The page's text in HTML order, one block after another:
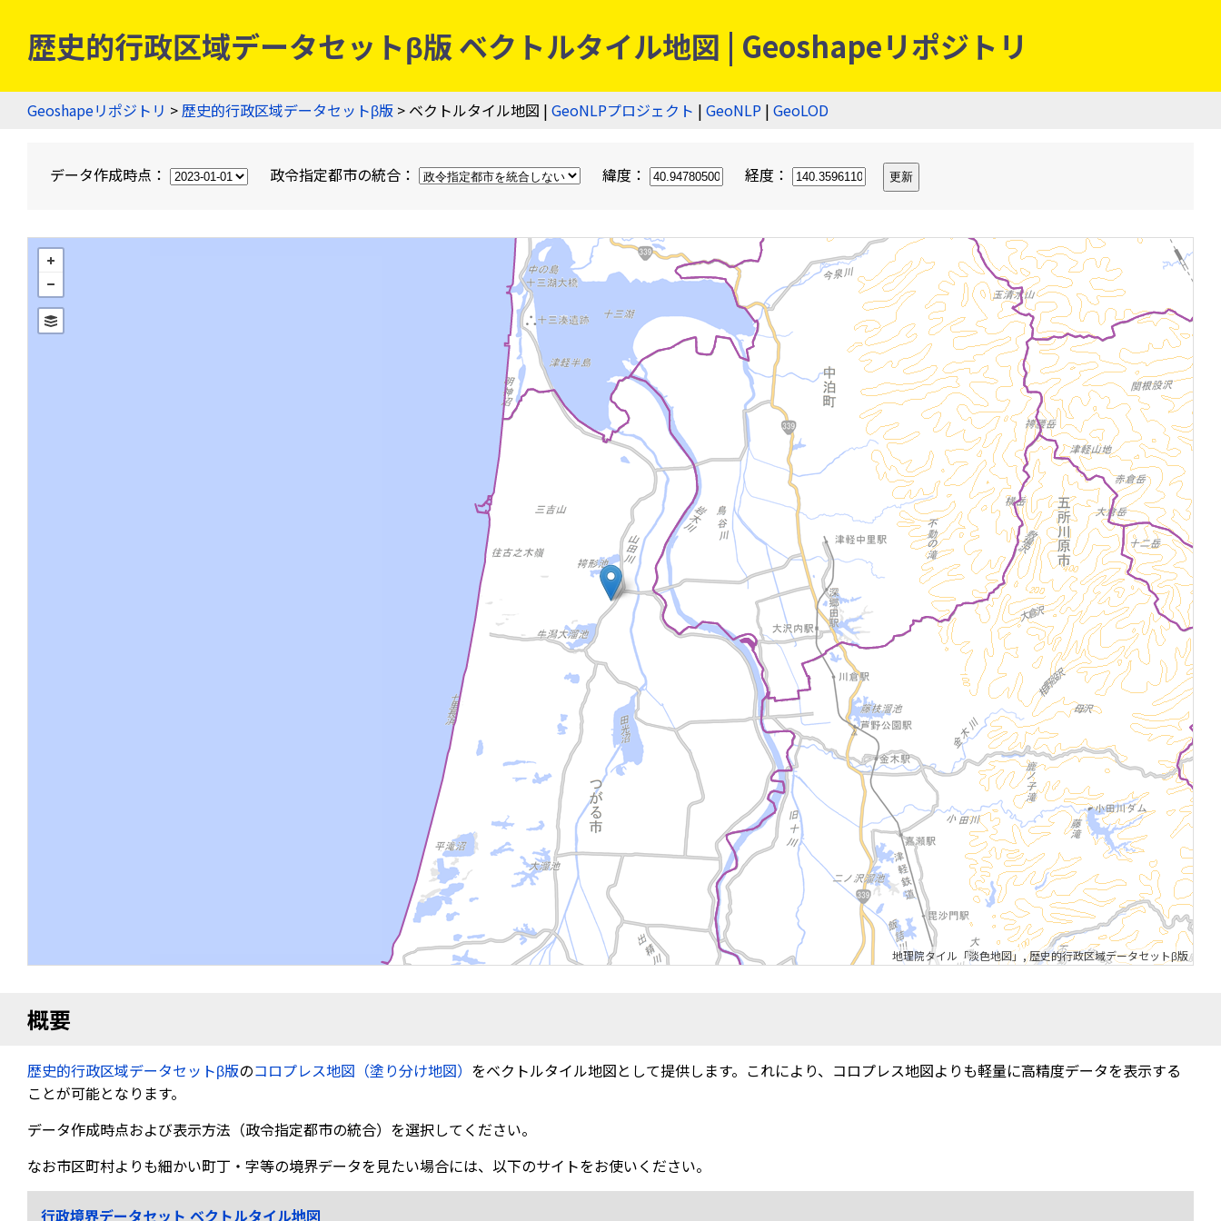
歴史的行政区域データセットβ版 ベクトルタイル地図 | Geoshapeリポジトリ
Geoshapeリポジトリ >歴史的行政区域データセットβ版 > ベクトルタイル地図 | GeoNLPプロジェクト | GeoNLP | GeoLOD
データ作成時点： 政令指定都市の統合： 緯度： 経度：
地理院タイル「淡色地図」 ,歴史的行政区域データセットβ版
概要
歴史的行政区域データセットβ版のコロプレス地図（塗り分け地図） をベクトルタイル地図として提供します。これにより、コロプレス地図よりも軽量に高精度データを表示する
ことが可能となります。
データ作成時点および表示方法（政令指定都市の統合）を選択してください。
なお市区町村よりも細かい町丁・字等の境界データを見たい場合には、以下のサイトをお使いください。
行政境界データセット ベクトルタイル地図